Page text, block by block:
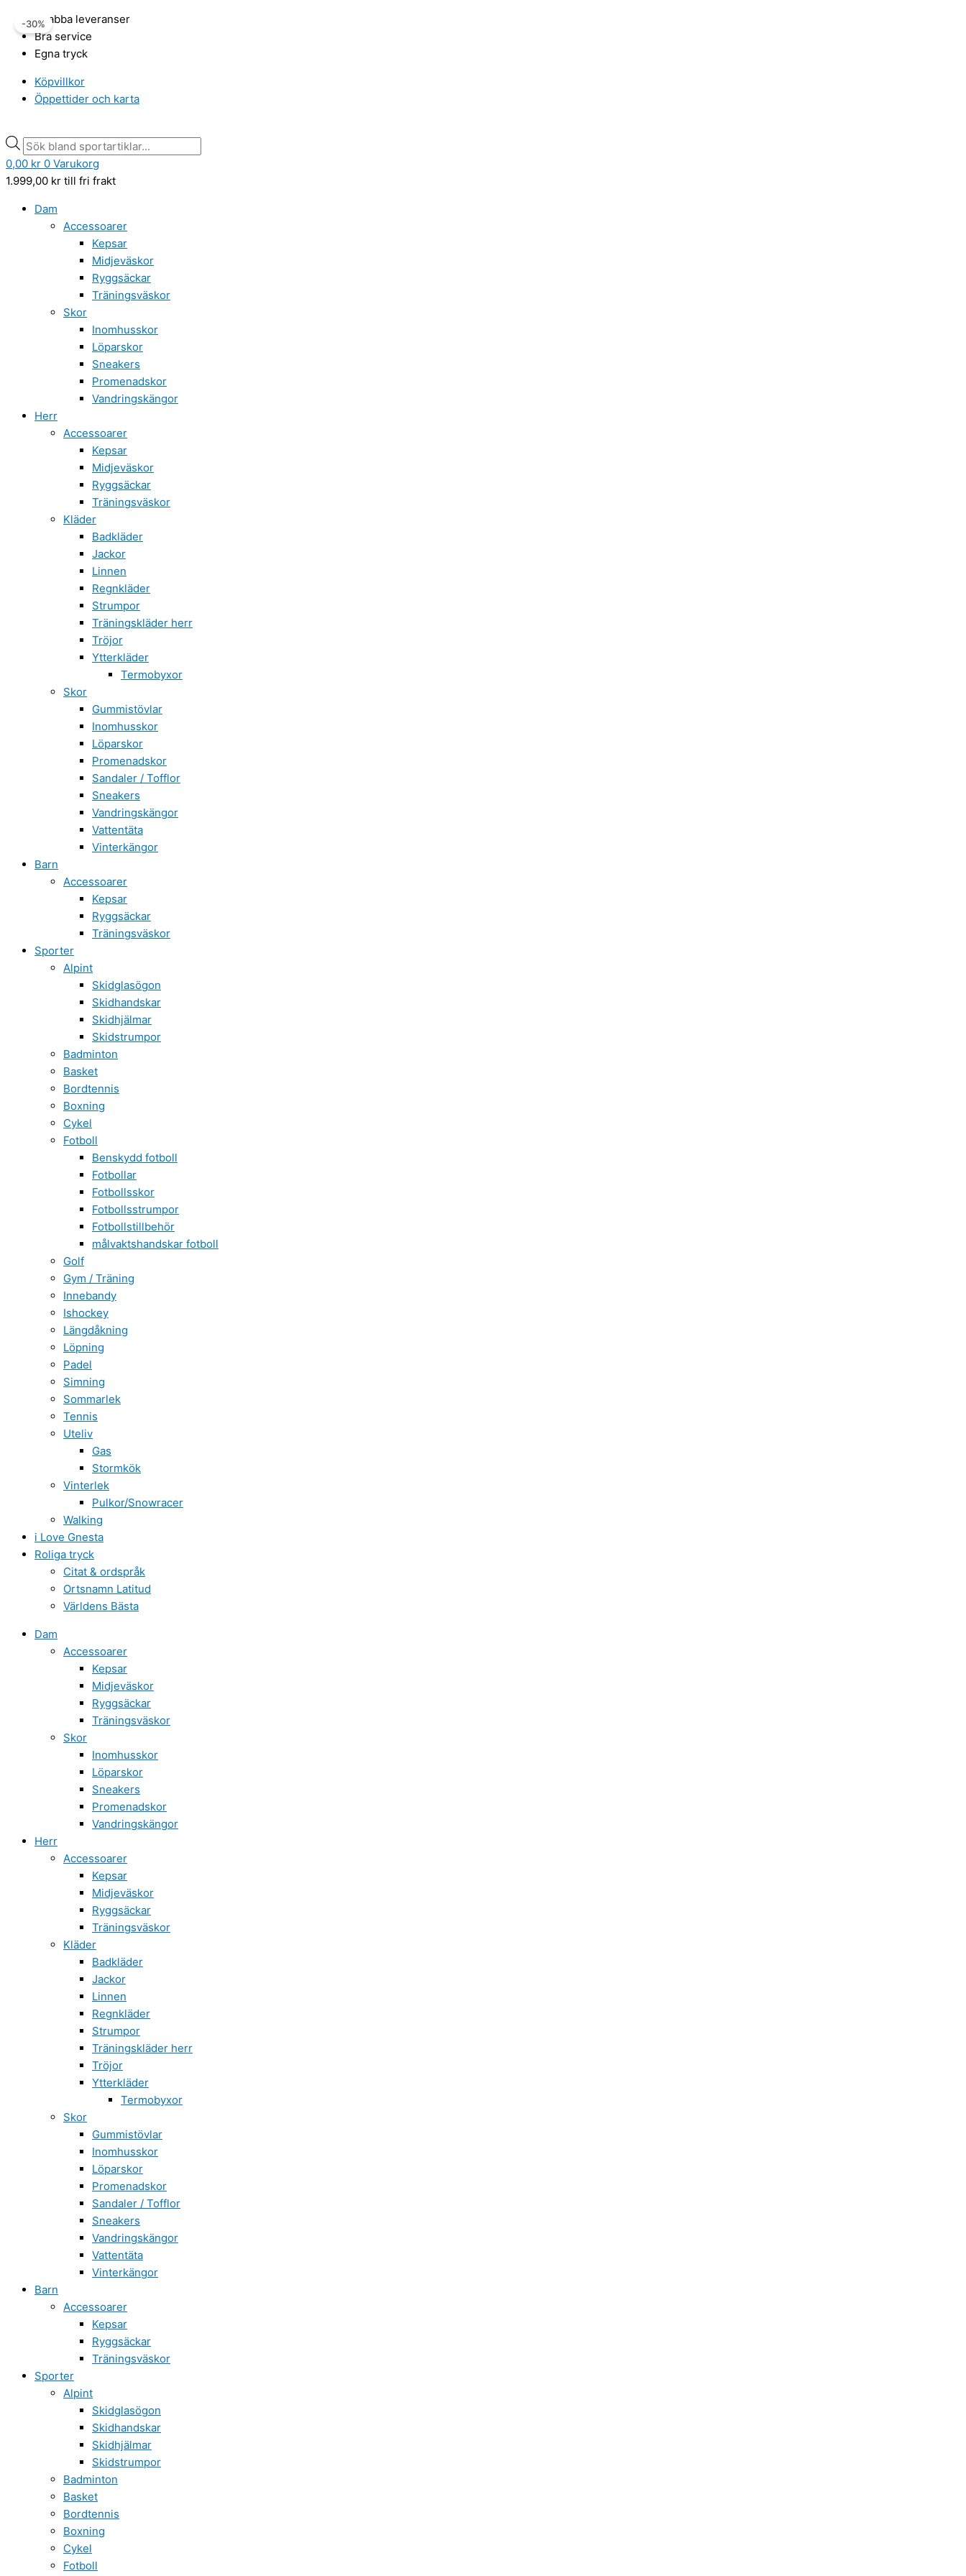
innehåll
Snabba leveranser
Bra service
Egna tryck
Köpvillkor
Öppettider och karta
search
0,00 kr 0 Varukorg
1.999,00 kr till fri frakt
Dam
Accessoarer
Kepsar
Midjeväskor
Ryggsäckar
Träningsväskor
Skor
Inomhusskor
Löparskor
Sneakers
Promenadskor
Vandringskängor
Herr
Accessoarer
Kepsar
Midjeväskor
Ryggsäckar
Träningsväskor
Kläder
Badkläder
Jackor
Linnen
Regnkläder
Strumpor
Träningskläder herr
Tröjor
Ytterkläder
Termobyxor
Skor
Gummistövlar
Inomhusskor
Löparskor
Promenadskor
Sandaler / Tofflor
Sneakers
Vandringskängor
Vattentäta
Vinterkängor
Barn
Accessoarer
Kepsar
Ryggsäckar
Träningsväskor
Sporter
Alpint
Skidglasögon
Skidhandskar
Skidhjälmar
Skidstrumpor
Badminton
Basket
Bordtennis
Boxning
Cykel
Fotboll
Benskydd fotboll
Fotbollar
Fotbollsskor
Fotbollsstrumpor
Fotbollstillbehör
målvaktshandskar fotboll
Golf
Gym / Träning
Innebandy
Ishockey
Längdåkning
Löpning
Padel
Simning
Sommarlek
Tennis
Uteliv
Gas
Stormkök
Vinterlek
Pulkor/Snowracer
Walking
i Love Gnesta
Roliga tryck
Citat & ordspråk
Ortsnamn Latitud
Världens Bästa
Dam
Accessoarer
Kepsar
Midjeväskor
Ryggsäckar
Träningsväskor
Skor
Inomhusskor
Löparskor
Sneakers
Promenadskor
Vandringskängor
Herr
Accessoarer
Kepsar
Midjeväskor
Ryggsäckar
Träningsväskor
Kläder
Badkläder
Jackor
Linnen
Regnkläder
Strumpor
Träningskläder herr
Tröjor
Ytterkläder
Termobyxor
Skor
Gummistövlar
Inomhusskor
Löparskor
Promenadskor
Sandaler / Tofflor
Sneakers
Vandringskängor
Vattentäta
Vinterkängor
Barn
Accessoarer
Kepsar
Ryggsäckar
Träningsväskor
Sporter
Alpint
Skidglasögon
Skidhandskar
Skidhjälmar
Skidstrumpor
Badminton
Basket
Bordtennis
Boxning
Cykel
Fotboll
search
-30%
ursprungliga
priset
var:
849,00 kr.
nuvarande
Wings
rainjacket
Unisex
Navy
mängd